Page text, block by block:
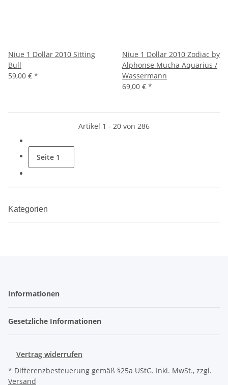
Niue 1 Dollar 2010 Sitting
Bull
59,00 € *
Niue 1 Dollar 2010 Zodiac by
Alphonse Mucha Aquarius /
Wassermann
69,00 € *
Artikel 1 - 20 von 286
Seite 1
Kategorien
Informationen
Gesetzliche Informationen
Vertrag widerrufen
* Differenzbesteuerung gemäß §25a UStG. Inkl. MwSt., zzgl.
Versand